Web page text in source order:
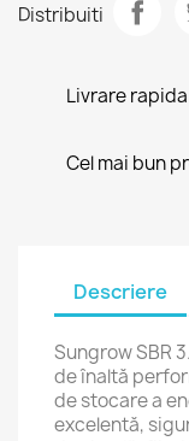
Distribuiti
Livrare
Cel mai bun
Descriere
Sungrow SBR
de înaltă
de stocare a
excelentă,